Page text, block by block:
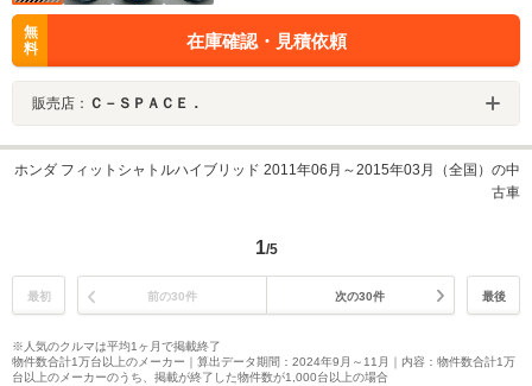
無
料
在庫確認・見積依頼
販売店： Ｃ－ＳＰＡＣＥ．
ホンダ フィットシャトルハイブリッド 2011年06月～2015年03月（全国）の中
古車
1/5
最初 前の30件 次の30件 最後
※人気のクルマは平均1ヶ月で掲載終了
物件数合計1万台以上のメーカー｜算出データ期間：2024年9月～11月｜内容：物件数合計1万
台以上のメーカーのうち、掲載が終了した物件数が1,000台以上の場合